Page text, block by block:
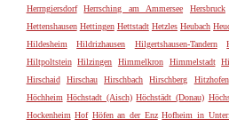
Herrngiersdorf
Herrsching am Ammersee Hersbruck
Hettenshausen Hettingen Hettstadt Hetzles Heubach
Hildesheim
Hildrizhausen Hilgertshausen-Tandern
Hiltpoltstein
Hilzingen Himmelkron Himmelstadt
Hirschaid
Hirschau Hirschbach Hirschberg Hitzhofen
Höchheim Höchstadt (Aisch) Höchstädt (Donau)
Hockenheim Hof Höfen an der Enz Hofheim in